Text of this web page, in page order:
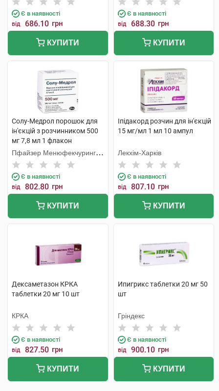
Є в наявності
від 686.10 грн
КУПИТИ
Є в наявності
від 688.30 грн
КУПИТИ
Солу-Медрол порошок для
ін'єкцій з розчинником 500
мг 7,8 мл 1 флакон
Пфайзер Менюфекчуринг
Бельгія
Є в наявності
від 802.80 грн
КУПИТИ
Іпідакорд розчин для ін'єкцій
15 мг/мл 1 мл 10 ампул
Лекхім-Харків
Є в наявності
від 807.10 грн
КУПИТИ
Дексаметазон КРКА
таблетки 20 мг 10 шт
КРКА
Є в наявності
від 827.50 грн
КУПИТИ
Ипигрикс таблетки 20 мг 50
шт
Гріндекс
Є в наявності
від 900.10 грн
КУПИТИ